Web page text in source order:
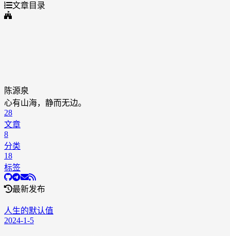
文章目录
陈源泉
心有山海，静而无边。
28
文章
8
分类
18
标签
最新发布
人生的默认值
2024-1-5